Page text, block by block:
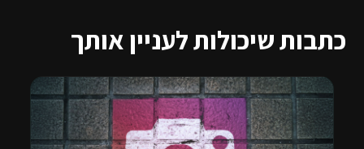
כתבות שיכולות לעניין אותך